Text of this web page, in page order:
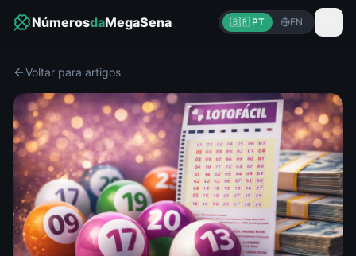
NúmerosdaMegaSena 🇧🇷 PT EN
Voltar para artigos